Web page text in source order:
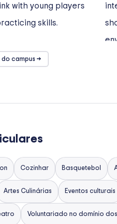
campus →
Cozinhar Basquetebol
Artes Culinárias Eventos culturais
Voluntariado no domínio